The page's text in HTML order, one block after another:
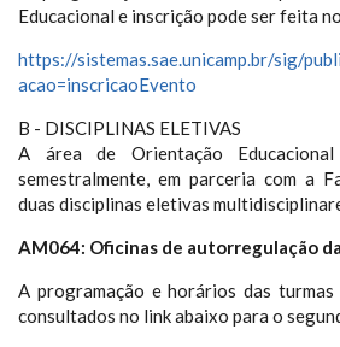
Educacional e inscrição pode ser feita
https://sistemas.sae.unicamp.br/sig/
acao=inscricaoEvento
B - DISCIPLINAS ELETIVAS
A área de Orientação
semestralmente, em parceria com a
duas disciplinas eletivas
AM064: Oficinas de autorregulação
A programação e horários das turmas
consultados no link abaixo para o